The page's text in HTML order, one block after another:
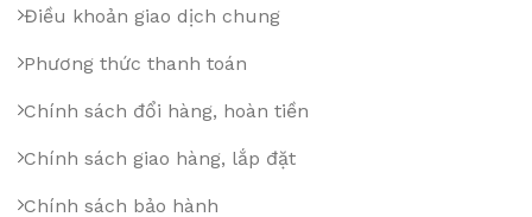
Điều khoản giao dịch chung
Phương thức thanh toán
Chính sách đổi hàng, hoàn tiền
Chính sách giao hàng, lắp đặt
Chính sách bảo hành